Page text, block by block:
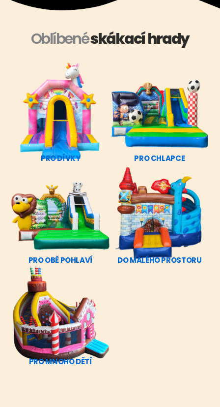
Oblíbenéskákací hrady
PRO DÍVKY PRO CHLAPCE
PRO OBĚ POHLAVÍ DO MALÉHO PROSTORU
PRO MNOHO DĚTÍ